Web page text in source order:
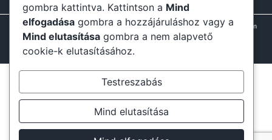
Minden jog fenntartva Minden ami Szállás 2025
Adatvédelem
ÁSZF
GYIK mindenamiszallas.hu@gmail.com
gombra kattintva. Kattintson a Mind
elfogadása gombra a hozzájáruláshoz vagy a
Mind elutasítása gombra a nem alapvető
cookie-k elutasításához.
Testreszabás
Mind elutasítása